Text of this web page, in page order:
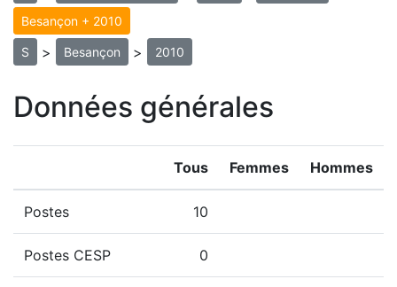
Besançon + 2010
S > Besançon > 2010
Données générales
Tous Femmes Hommes
Postes 10
Postes CESP 0